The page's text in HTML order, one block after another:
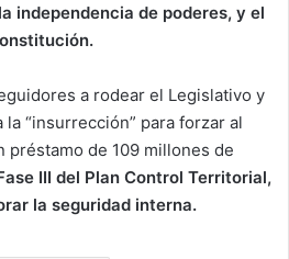
independencia de poderes, y el
a rodear el Legislativo y
“insurrección” para forzar al
préstamo de 109 millones de
III del Plan Control Territorial,
la seguridad interna.